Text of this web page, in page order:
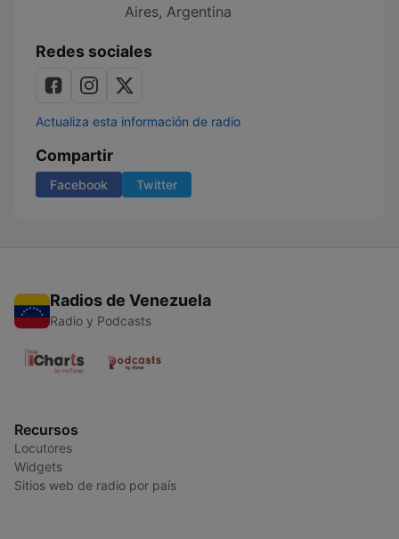
Aires, Argentina
Redes sociales
Actualiza esta información de radio
Compartir
Facebook Twitter
Radios de Venezuela
Radio y Podcasts
Recursos
Locutores
Widgets
Sitios web de radio por país